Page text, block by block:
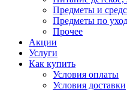
Предметы и
Предметы по
Прочее
Акции
Услуги
Как купить
Условия оплаты
Условия доставки